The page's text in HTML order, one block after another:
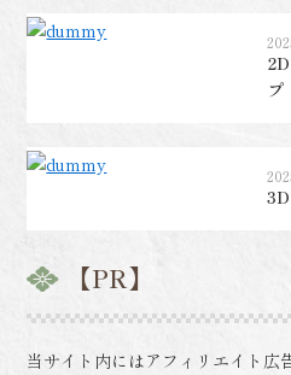
プ
【PR】
当サイト内にはアフィリエイト広